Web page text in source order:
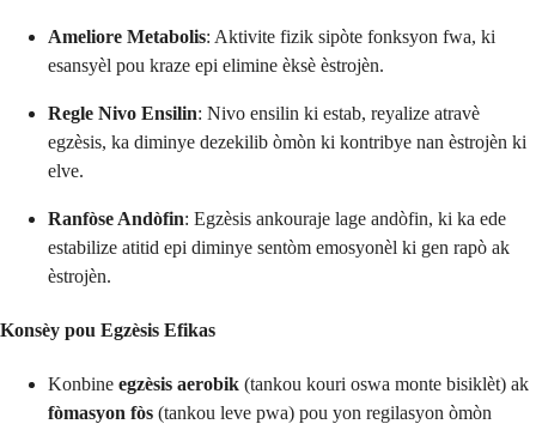
Ameliore Metabolis: Aktivite fizik sipòte fonksyon fwa, ki
esansyèl pou kraze epi elimine èksè èstrojèn.
Regle Nivo Ensilin: Nivo ensilin ki estab, reyalize atravè
egzèsis, ka diminye dezekilib òmòn ki kontribye nan èstrojèn ki
elve.
Ranfòse Andòfin: Egzèsis ankouraje lage andòfin, ki ka ede
estabilize atitid epi diminye sentòm emosyonèl ki gen rapò ak
èstrojèn.
Konsèy pou Egzèsis Efikas
Konbine egzèsis aerobik (tankou kouri oswa monte bisiklèt) ak
fòmasyon fòs (tankou leve pwa) pou yon regilasyon òmòn